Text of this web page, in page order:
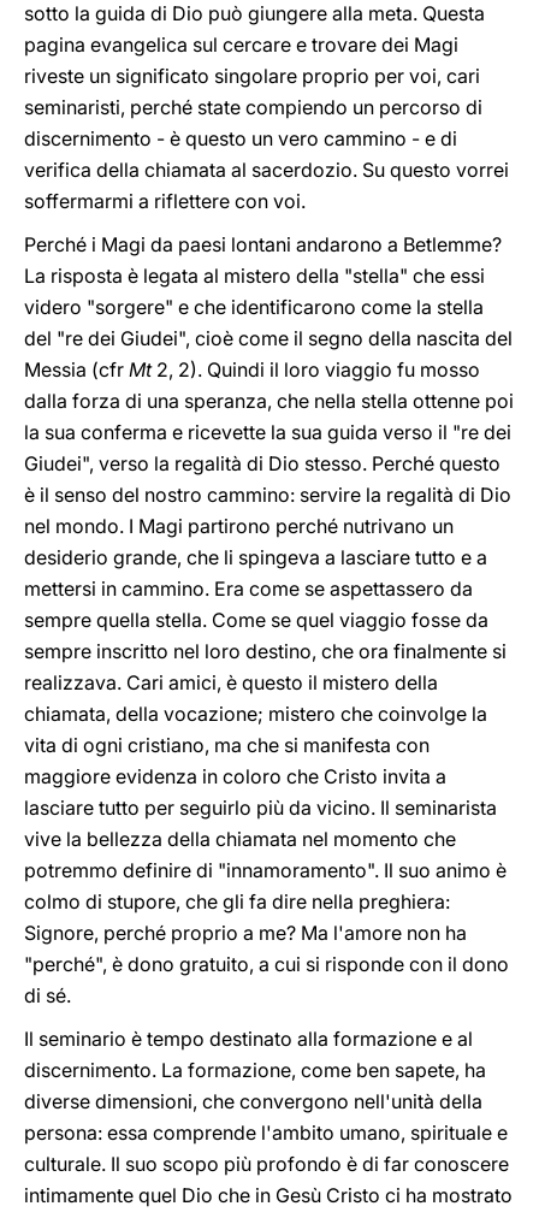
sotto la guida di Dio può giungere alla meta. Questa
pagina evangelica sul cercare e trovare dei Magi
riveste un significato singolare proprio per voi, cari
seminaristi, perché state compiendo un percorso di
discernimento - è questo un vero cammino - e di
verifica della chiamata al sacerdozio. Su questo vorrei
soffermarmi a riflettere con voi.
Perché i Magi da paesi lontani andarono a Betlemme?
La risposta è legata al mistero della "stella" che essi
videro "sorgere" e che identificarono come la stella
del "re dei Giudei", cioè come il segno della nascita del
Messia (cfr Mt2, 2). Quindi il loro viaggio fu mosso
dalla forza di una speranza, che nella stella ottenne poi
la sua conferma e ricevette la sua guida verso il "re dei
Giudei", verso la regalità di Dio stesso. Perché questo
è il senso del nostro cammino: servire la regalità di Dio
nel mondo. I Magi partirono perché nutrivano un
desiderio grande, che li spingeva a lasciare tutto e a
mettersi in cammino. Era come se aspettassero da
sempre quella stella. Come se quel viaggio fosse da
sempre inscritto nel loro destino, che ora finalmente si
realizzava. Cari amici, è questo il mistero della
chiamata, della vocazione; mistero che coinvolge la
vita di ogni cristiano, ma che si manifesta con
maggiore evidenza in coloro che Cristo invita a
lasciare tutto per seguirlo più da vicino. Il seminarista
vive la bellezza della chiamata nel momento che
potremmo definire di "innamoramento". Il suo animo è
colmo di stupore, che gli fa dire nella preghiera:
Signore, perché proprio a me? Ma l'amore non ha
"perché", è dono gratuito, a cui si risponde con il dono
di sé.
Il seminario è tempo destinato alla formazione e al
discernimento. La formazione, come ben sapete, ha
diverse dimensioni, che convergono nell'unità della
persona: essa comprende l'ambito umano, spirituale e
culturale. Il suo scopo più profondo è di far conoscere
intimamente quel Dio che in Gesù Cristo ci ha mostrato